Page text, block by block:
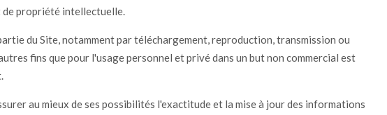
propriété intellectuelle.
du Site, notamment par téléchargement, reproduction, transmission ou
fins que pour l'usage personnel et privé dans un but non commercial est
au mieux de ses possibilités l'exactitude et la mise à jour des informations